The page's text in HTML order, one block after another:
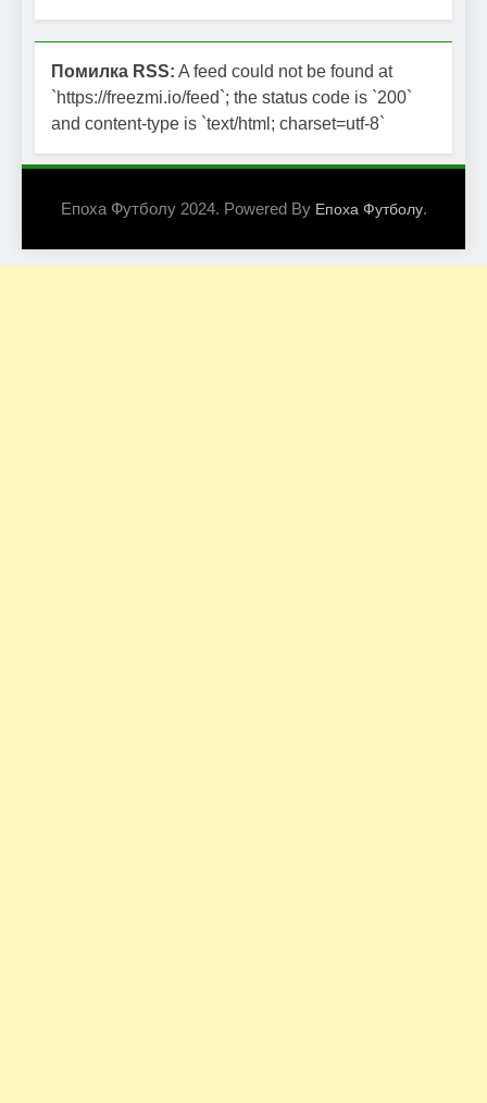
Помилка RSS: A feed could not be found at
`https://freezmi.io/feed`; the status code is `200`
and content-type is `text/html; charset=utf-8`
Епоха Футболу 2024. Powered By Епоха Футболу.